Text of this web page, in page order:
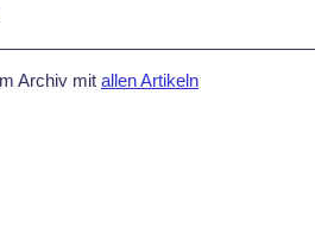
Archiv mit allen Artikeln